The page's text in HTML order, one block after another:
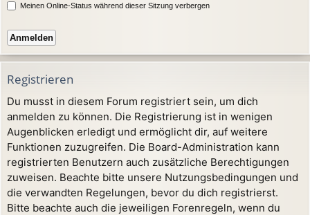
Meinen Online-Status während dieser Sitzung verbergen
Registrieren
Du musst in diesem Forum registriert sein, um dich
anmelden zu können. Die Registrierung ist in wenigen
Augenblicken erledigt und ermöglicht dir, auf weitere
Funktionen zuzugreifen. Die Board-Administration kann
registrierten Benutzern auch zusätzliche Berechtigungen
zuweisen. Beachte bitte unsere Nutzungsbedingungen und
die verwandten Regelungen, bevor du dich registrierst.
Bitte beachte auch die jeweiligen Forenregeln, wenn du